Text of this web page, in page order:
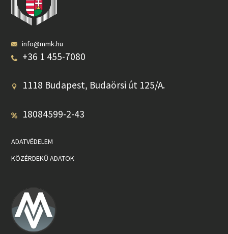
info@mmk.hu
+36 1 455-7080
1118 Budapest, Budaörsi út 125/A.
18084599-2-43
ADATVÉDELEM
KÖZÉRDEKŰ ADATOK